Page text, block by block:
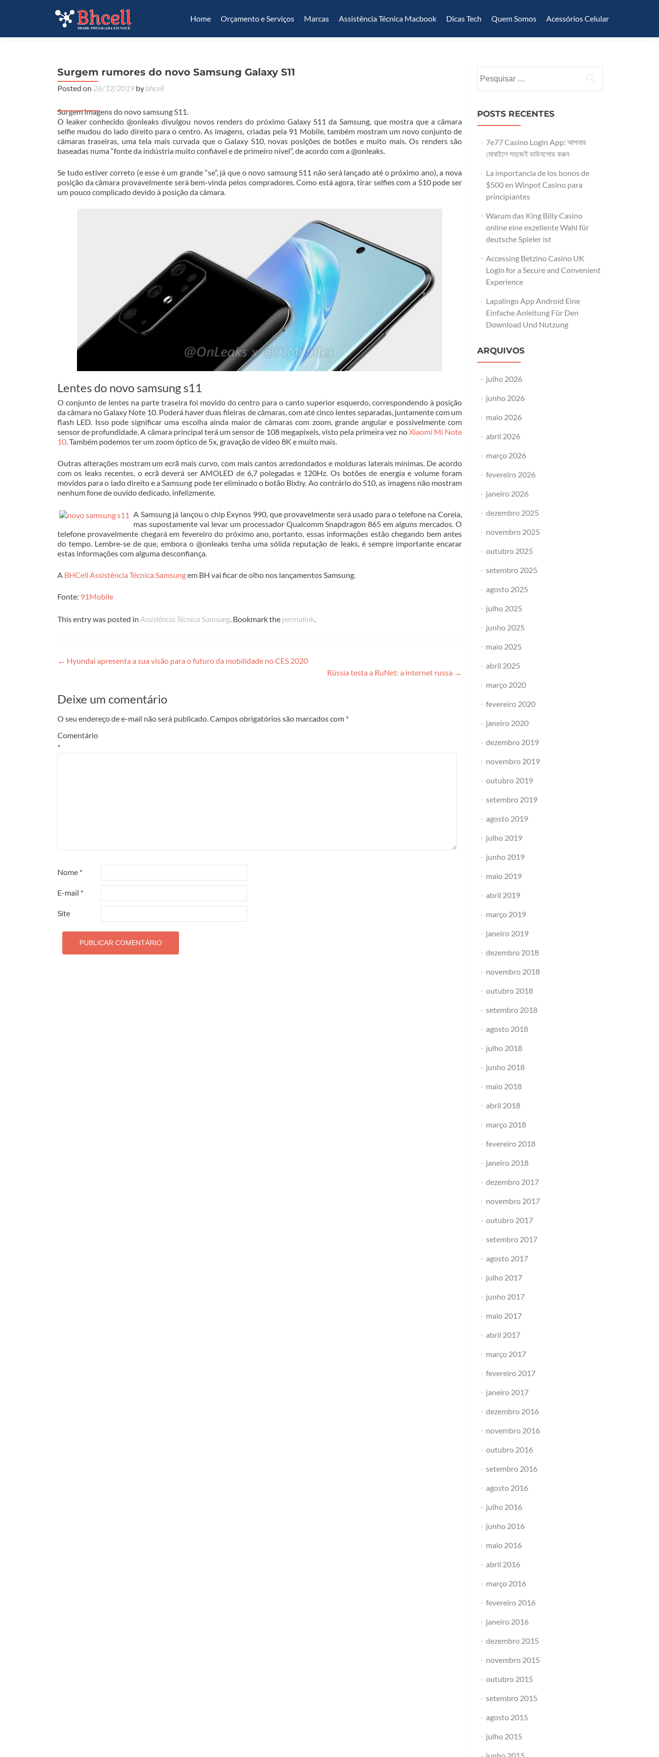
Home Orçamento e Serviços Marcas Assistência Técnica Macbook Dicas Tech Quem Somos Acessórios Celular
Surgem rumores do novo Samsung Galaxy S11
Posted on 26/12/2019 by bhcell
Surgem imagens do novo samsung S11.
O leaker conhecido @onleaks divulgou novos renders do próximo Galaxy S11 da Samsung, que mostra que a câmara
selfie mudou do lado direito para o centro. As imagens, criadas pela 91 Mobile, também mostram um novo conjunto de
câmaras traseiras, uma tela mais curvada que o Galaxy S10, novas posições de botões e muito mais. Os renders são
baseadas numa “fonte da indústria muito confiável e de primeiro nível”, de acordo com a @onleaks.
Se tudo estiver correto (e esse é um grande “se”, já que o novo samsung S11 não será lançado até o próximo ano), a nova
posição da câmara provavelmente será bem-vinda pelos compradores. Como está agora, tirar selfies com a S10 pode ser
um pouco complicado devido à posição da câmara.
Lentes do novo samsung s11
O conjunto de lentes na parte traseira foi movido do centro para o canto superior esquerdo, correspondendo à posição
da câmara no Galaxy Note 10. Poderá haver duas fileiras de câmaras, com até cinco lentes separadas, juntamente com um
flash LED. Isso pode significar uma escolha ainda maior de câmaras com zoom, grande angular e possivelmente com
sensor de profundidade. A câmara principal terá um sensor de 108 megapixels, visto pela primeira vez noXiaomi Mi Note
10. Também podemos ter um zoom óptico de 5x, gravação de vídeo 8K e muito mais.
Outras alterações mostram um ecrã mais curvo, com mais cantos arredondados e molduras laterais mínimas. De acordo
com os leaks recentes, o ecrã deverá ser AMOLED de 6,7 polegadas e 120Hz. Os botões de energia e volume foram
movidos para o lado direito e a Samsung pode ter eliminado o botão Bixby. Ao contrário do S10, as imagens não mostram
nenhum fone de ouvido dedicado, infelizmente.
A Samsung já lançou o chip Exynos 990, que provavelmente será usado para o telefone na Coreia,
mas supostamente vai levar um processador Qualcomm Snapdragon 865 em alguns mercados. O
telefone provavelmente chegará em fevereiro do próximo ano, portanto, essas informações estão chegando bem antes
do tempo. Lembre-se de que, embora o @onleaks tenha uma sólida reputação de leaks, é sempre importante encarar
estas informações com alguma desconfiança.
A BHCell Assistência Técnica Samsungem BH vai ficar de olho nos lançamentos Samsung.
Fonte: 91Mobile
This entry was posted in Assistência Técnica Samsung. Bookmark the permalink.
Post
← Hyundai apresenta a sua visão para o futuro da mobilidade no CES 2020
Rússia testa a RuNet: a internet russa →
Deixe um comentário
O seu endereço de e-mail não será publicado.Campos obrigatórios são marcados com *
Comentário
*
Nome *
E-mail *
Site
por:
POSTS RECENTES
7e77 Casino Login App: আপনার
মোবাইলে সহজেই ডাউনলোড করুন
La importancia de los bonos de
$500 en Winpot Casino para
principiantes
Warum das King Billy Casino
online eine exzellente Wahl für
deutsche Spieler ist
Accessing Betzino Casino UK
Login for a Secure and Convenient
Experience
Lapalingo App Android Eine
Einfache Anleitung Für Den
Download Und Nutzung
ARQUIVOS
julho 2026
junho 2026
maio 2026
abril 2026
março 2026
fevereiro 2026
janeiro 2026
dezembro 2025
novembro 2025
outubro 2025
setembro 2025
agosto 2025
julho 2025
junho 2025
maio 2025
abril 2025
março 2020
fevereiro 2020
janeiro 2020
dezembro 2019
novembro 2019
outubro 2019
setembro 2019
agosto 2019
julho 2019
junho 2019
maio 2019
abril 2019
março 2019
janeiro 2019
dezembro 2018
novembro 2018
outubro 2018
setembro 2018
agosto 2018
julho 2018
junho 2018
maio 2018
abril 2018
março 2018
fevereiro 2018
janeiro 2018
dezembro 2017
novembro 2017
outubro 2017
setembro 2017
agosto 2017
julho 2017
junho 2017
maio 2017
abril 2017
março 2017
fevereiro 2017
janeiro 2017
dezembro 2016
novembro 2016
outubro 2016
setembro 2016
agosto 2016
julho 2016
junho 2016
maio 2016
abril 2016
março 2016
fevereiro 2016
janeiro 2016
dezembro 2015
novembro 2015
outubro 2015
setembro 2015
agosto 2015
julho 2015